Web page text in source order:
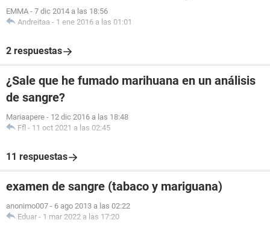
EMMA - 7 dic 2014 a las 18:56
Andreitaa - 1 ene 2016 a las 01:01
2 respuestas
¿Sale que he fumado marihuana en un análisis
de sangre?
Mariaapere - 12 dic 2016 a las 18:48
Ffl - 11 oct 2021 a las 02:45
11 respuestas
examen de sangre (tabaco y mariguana)
anonimo007 - 6 ago 2013 a las 02:22
Eduar - 1 mar 2022 a las 17:20